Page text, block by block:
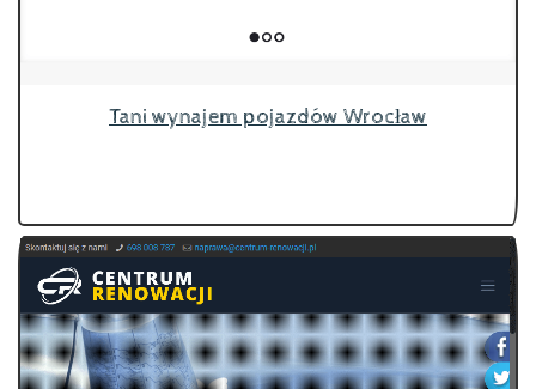
Tani wynajem pojazdów Wrocław